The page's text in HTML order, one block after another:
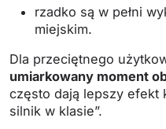
rzadko są w pełni
miejskim.
Dla przeciętnego
umiarkowany moment
często dają lepszy efekt
silnik w klasie”.